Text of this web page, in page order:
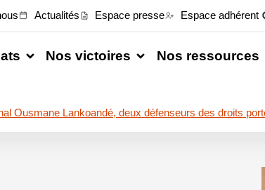
Actualités Espace presse Espace adhérent
Nos victoires Nos ressources
Ousmane Lankoandé, deux défenseurs des droits